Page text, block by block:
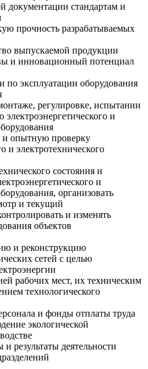
документации стандартам и
прочность разрабатываемых
выпускаемой продукции
и инновационный потенциал
по эксплуатации оборудования
регулировке, испытании
электроэнергетического и
и опытную проверку
и электротехнического
состояния и
и
организовать
и текущий
и изменять
объектов
и реконструкцию
сетей с целью
рабочих мест, их техническим
технологического
и фонды отплаты труда
экологической
и результаты деятельности